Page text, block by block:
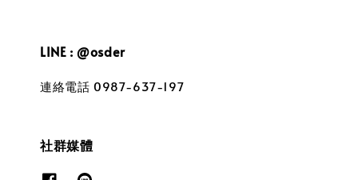
LINE : @osder
連絡電話 0987-637-197
社群媒體